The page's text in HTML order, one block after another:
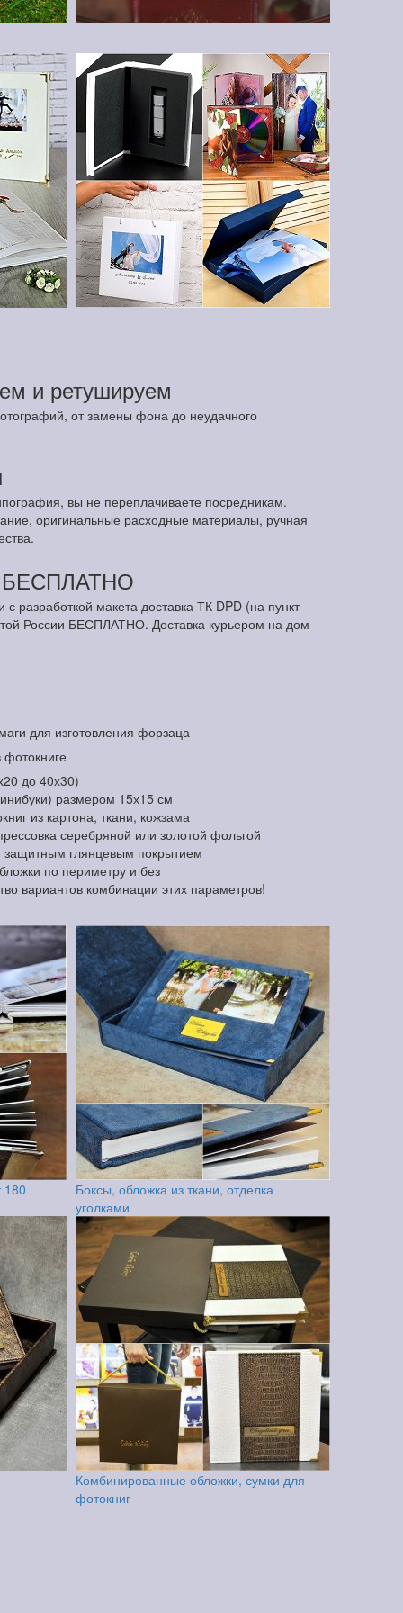
и ретушируем
от замены фона до неудачного
вы не переплачиваете посредникам.
оригинальные расходные материалы, ручная
БЕСПЛАТНО
с разработкой макета доставка ТК DPD (на пункт
России БЕСПЛАТНО. Доставка курьером на дом
для изготовления форзаца
до 40х30)
размером 15х15 см
из картона, ткани, кожзама
серебряной или золотой фольгой
защитным глянцевым покрытием
по периметру и без
вариантов комбинации этих параметров!
180
Боксы, обложка из ткани, отделка
уголками
Комбинированные обложки, сумки для
фотокниг